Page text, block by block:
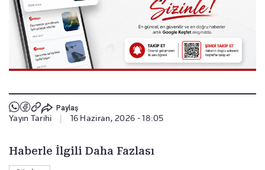
Paylaş
Yayın Tarihi 16 Haziran, 2026 - 18:05
Haberle İlgili Daha Fazlası